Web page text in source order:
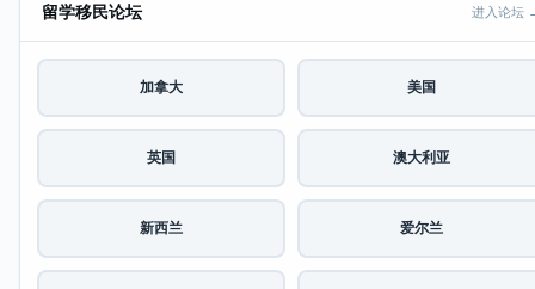
留学移民论坛 进入论坛
加拿大 美国
英国 澳大利亚
新西兰 爱尔兰